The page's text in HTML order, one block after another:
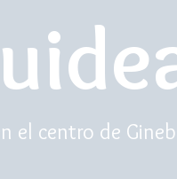
el centro de